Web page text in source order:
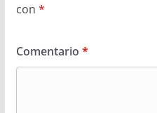
con *
Comentario *